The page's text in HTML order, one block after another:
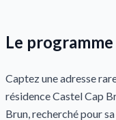
Le
Captez une adresse
résidence Castel Cap
Brun, recherché pour